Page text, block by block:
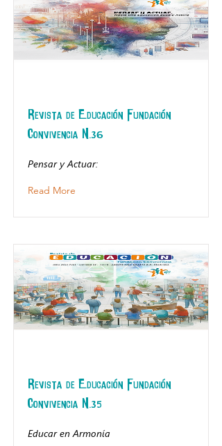
Revista de Educación Fundación
Convivencia N.36
Pensar y Actuar:
Read More
Revista de Educación Fundación
Convivencia N.35
Educar en Armonía